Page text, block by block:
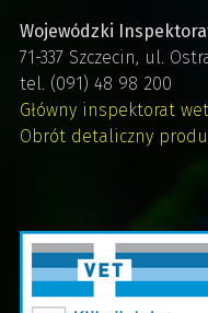
Wojewódzki
71-337 Szczecin, ul.
tel. (091) 48 98 200
Główny inspektorat
Obrót detaliczny